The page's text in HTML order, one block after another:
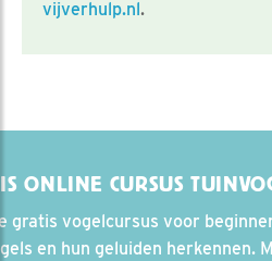
vijverhulp.nl.
ONLINE CURSUS
gratis vogelcursus voor
en hun geluiden herkennen.